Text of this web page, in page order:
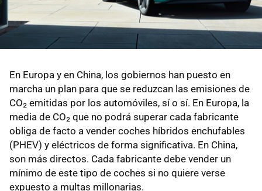
En Europa y en China, los gobiernos han puesto en
marcha un plan para que se reduzcan las emisiones de
CO₂ emitidas por los automóviles, sí o sí. En Europa, la
media de CO₂ que no podrá superar cada fabricante
obliga de facto a vender coches híbridos enchufables
(PHEV) y eléctricos de forma significativa. En China,
son más directos. Cada fabricante debe vender un
mínimo de este tipo de coches si no quiere verse
expuesto a multas millonarias.